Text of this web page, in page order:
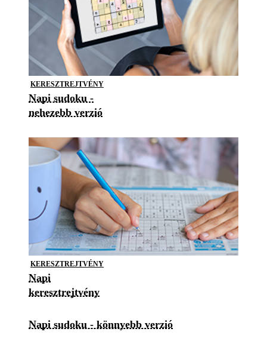
KERESZTREJTVÉNY
Napi sudoku -
nehezebb verzió
KERESZTREJTVÉNY
Napi
keresztrejtvény
Napi sudoku - könnyebb verzió